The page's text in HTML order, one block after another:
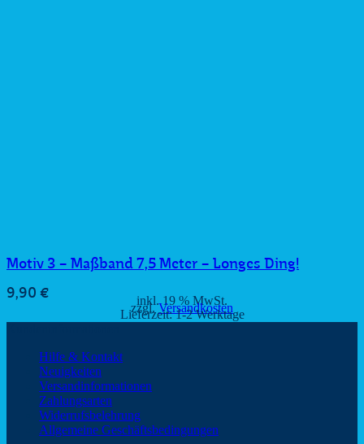
Motiv 3 – Maßband 7,5 Meter – Longes Ding!
9,90 € inkl. 19 % MwSt.
zzgl.Versandkosten
Lieferzeit:1-2 Werktage
Hilfe & Kontakt
Neuigkeiten
Versandinformationen
Zahlungsarten
Widerrufsbelehrung
Allgemeine Geschäftsbedingungen